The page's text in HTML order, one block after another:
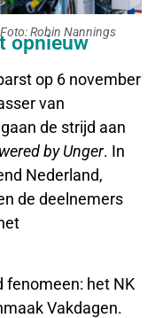
Robin Nannings
opnieuw
op 6 november
van
de strijd aan
by Unger. In
Nederland,
de deelnemers
fenomeen: het NK
Vakdagen.